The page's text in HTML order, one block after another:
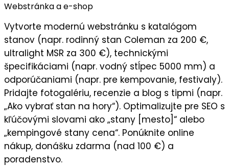
Webstránka a e-shop
Vytvorte modernú webstránku s katalógom
stanov (napr. rodinný stan Coleman za 200 €,
ultralight MSR za 300 €), technickými
špecifikáciami (napr. vodný stĺpec 5000 mm) a
odporúčaniami (napr. pre kempovanie, festivaly).
Pridajte fotogalériu, recenzie a blog s tipmi (napr.
„Ako vybrať stan na hory“). Optimalizujte pre SEO s
kľúčovými slovami ako „stany [mesto]“ alebo
„kempingové stany cena“. Ponúknite online
nákup, donášku zdarma (nad 100 €) a
poradenstvo.